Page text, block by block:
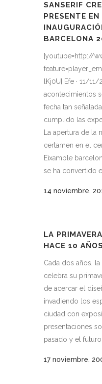
SANSERIF
PRESENTE EN
BARCELONA
[youtube=http://
lKj0U] Efe · 11/
acontecimientos
fecha tan
cumplido las
La apertura de la
certamen en el
Eixample
se ha convertido
14 noviembre,
LA
HACE 10 AÑOS
Cada dos años,
celebra su
de acercar el
invadiendo los
ciudad con
presentaciones
pasado y el
17 noviembre,